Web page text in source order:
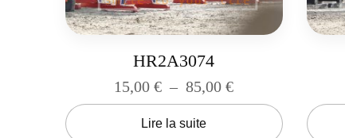
HR2A3074
15,00€ – 85,00€
Lire la suite